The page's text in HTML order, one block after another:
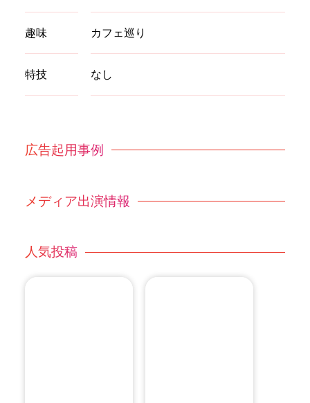
趣味 カフェ巡り
特技 なし
広告起用事例
メディア出演情報
人気投稿